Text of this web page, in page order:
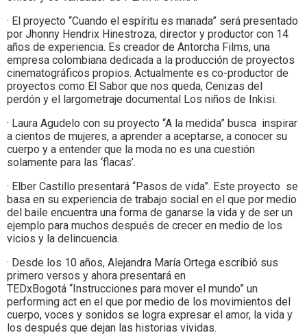
· El proyecto “Cuando el espíritu es manada” será presentado
por Jhonny Hendrix Hinestroza, director y productor con 14
años de experiencia. Es creador de Antorcha Films, una
empresa colombiana dedicada a la producción de proyectos
cinematográficos propios. Actualmente es co-productor de
proyectos como El Sabor que nos queda, Cenizas del
perdón y el largometraje documental Los niños de Inkisi.
· Laura Agudelo con su proyecto “A la medida” busca inspirar
a cientos de mujeres, a aprender a aceptarse, a conocer su
cuerpo y a entender que la moda no es una cuestión
solamente para las ‘flacas’.
· Elber Castillo presentará “Pasos de vida”. Este proyecto se
basa en su experiencia de trabajo social en el que por medio
del baile encuentra una forma de ganarse la vida y de ser un
ejemplo para muchos después de crecer en medio de los
vicios y la delincuencia.
· Desde los 10 años, Alejandra María Ortega escribió sus
primero versos y ahora presentará en
TEDxBogotá “Instrucciones para mover el mundo” un
performing act en el que por medio de los movimientos del
cuerpo, voces y sonidos se logra expresar el amor, la vida y
los después que dejan las historias vividas.